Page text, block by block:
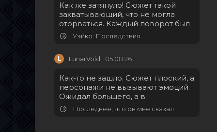
Как же затянуло! Сюжет такой
захватывающий, что не могла
оторваться. Каждый поворот был
Уэйко: Последствия
L LunarVoid 05.08.26
Как-то не зашло. Сюжет плоский, а
персонажи не вызывают эмоций.
Ожидал большего, а в
Последнее, что он мне сказал